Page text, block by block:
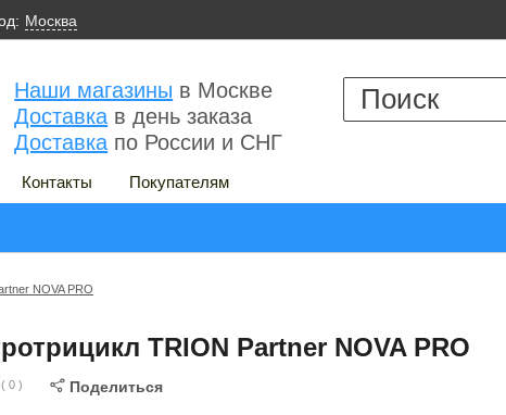
Москва
Наши магазины в Москве
Доставка в день заказа
Доставка по России и СНГ
Контакты Покупателям
NOVA PRO
TRION Partner NOVA PRO
( 0 )  Поделиться